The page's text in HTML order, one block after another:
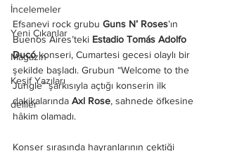
İncelemeler
Yeni Çıkanlar
Magazin
Keşif Yazıları
deliler
Efsanevi rock grubu Guns N’ Roses’ın
Buenos Aires’teki Estadio Tomás Adolfo
Ducó konseri, Cumartesi gecesi olaylı bir
şekilde başladı. Grubun “Welcome to the
Jungle” şarkısıyla açtığı konserin ilk
dakikalarında Axl Rose, sahnede öfkesine
hâkim olamadı.
Konser sırasında hayranlarının çektiği